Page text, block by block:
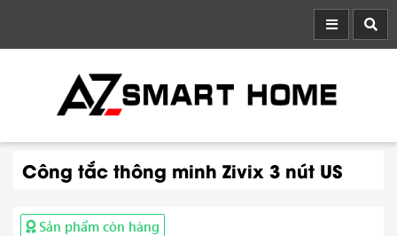
Công tắc thông minh Zivix 3 nút US
Sản phẩm còn hàng